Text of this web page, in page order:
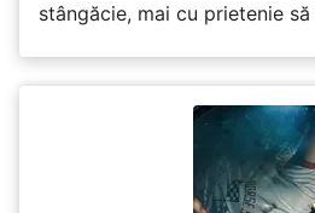
stângăcie, mai cu prietenie